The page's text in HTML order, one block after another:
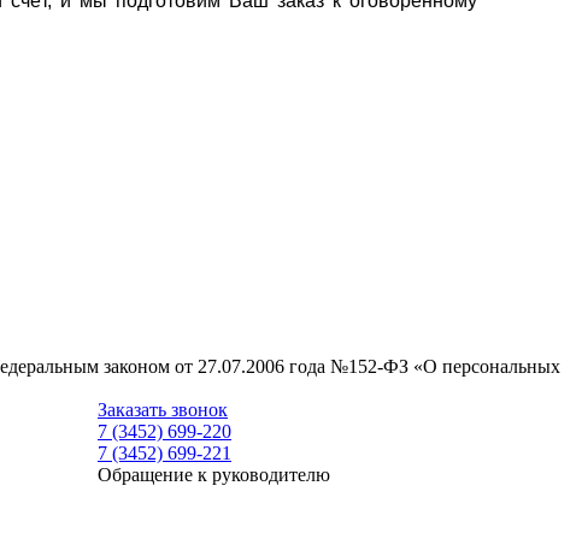
законом от 27.07.2006 года №152-ФЗ «О персональных
Заказать звонок
7 (3452) 699-220
7 (3452) 699-221
Обращение к руководителю